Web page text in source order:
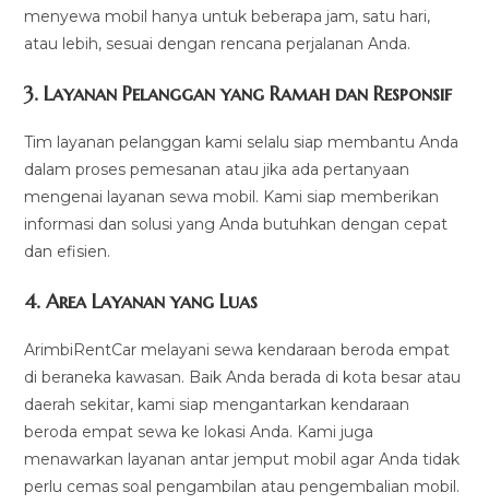
menyewa mobil hanya untuk beberapa jam, satu hari,
atau lebih, sesuai dengan rencana perjalanan Anda.
3.Layanan Pelanggan yang Ramah dan Responsif
Tim layanan pelanggan kami selalu siap membantu Anda
dalam proses pemesanan atau jika ada pertanyaan
mengenai layanan sewa mobil. Kami siap memberikan
informasi dan solusi yang Anda butuhkan dengan cepat
dan efisien.
4.Area Layanan yang Luas
ArimbiRentCar melayani sewa kendaraan beroda empat
di beraneka kawasan. Baik Anda berada di kota besar atau
daerah sekitar, kami siap mengantarkan kendaraan
beroda empat sewa ke lokasi Anda. Kami juga
menawarkan layanan antar jemput mobil agar Anda tidak
perlu cemas soal pengambilan atau pengembalian mobil.